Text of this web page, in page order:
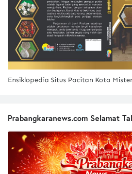
Ensiklopedia Situs Pacitan Kota
Prabangkaranews.com Selamat